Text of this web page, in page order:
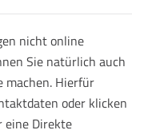
nicht online
Sie natürlich auch
machen. Hierfür
oder klicken
eine Direkte